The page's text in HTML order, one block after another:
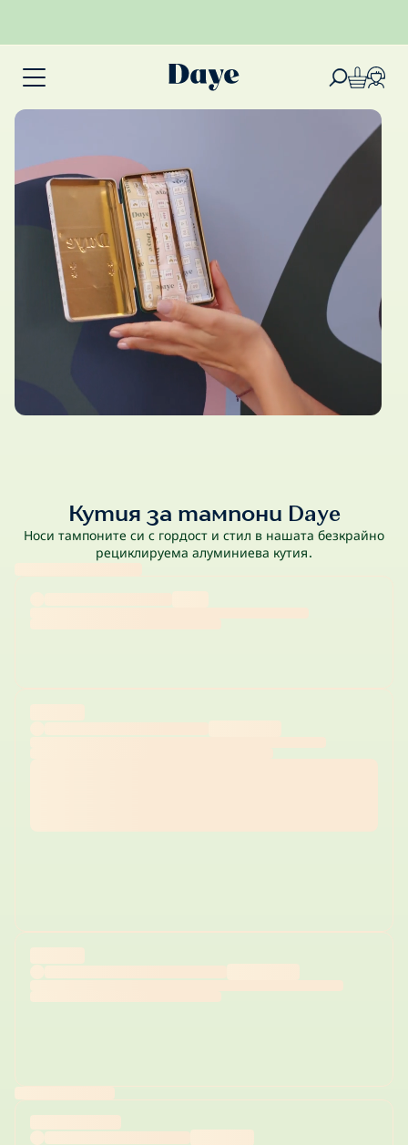
Кутия за тампони Daye
Носи тампоните си с гордост и стил в нашата безкрайно
рециклируема алуминиева кутия.